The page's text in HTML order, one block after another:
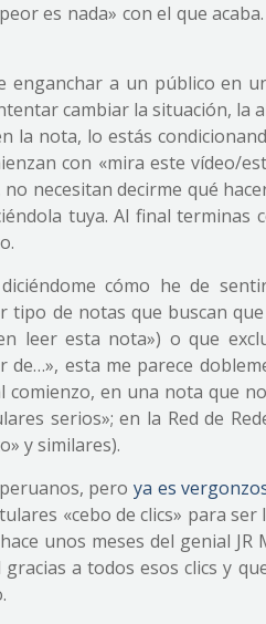
es nada» con el que
enganchar a un público en
cambiar la situación, la
la nota, lo estás
con «mira este vídeo/
necesitan decirme qué
tuya. Al final
cómo he de
tipo de notas que buscan
leer esta nota») o que
esta me parece
comienzo, en una nota que
serios»; en la Red de
y similares).
pero ya es
«cebo de clics» para ser
unos meses del genial JR
a todos esos clics y